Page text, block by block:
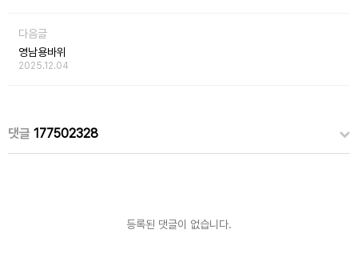
다음글
영남용바위
2025.12.04
댓글 177502328
등록된 댓글이 없습니다.